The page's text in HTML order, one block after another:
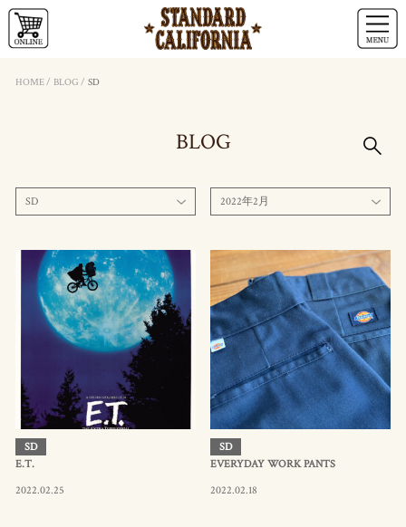
HOME/ BLOG / SD
BLOG
SD 2022年2月
SD
E.T.
2022.02.25
SD
EVERYDAY WORK PANTS
2022.02.18